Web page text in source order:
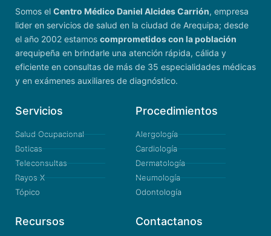
Somos el Centro Médico Daniel Alcides Carrión, empresa
lider en servicios de salud en la ciudad de Arequipa; desde
el año 2002 estamos comprometidos con la población
arequipeña en brindarle una atención rápida, cálida y
eficiente en consultas de más de 35 especialidades médicas
y en exámenes auxiliares de diagnóstico.
Servicios
Salud Ocupacional
Boticas
Teleconsultas
Rayos X
Tópico
Procedimientos
Alergología
Cardiología
Dermatología
Neumología
Odontología
Recursos Contactanos